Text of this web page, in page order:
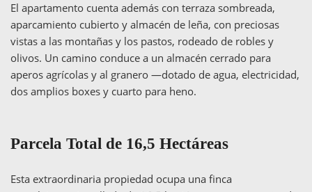
El apartamento cuenta además con terraza sombreada,
aparcamiento cubierto y almacén de leña, con preciosas
vistas a las montañas y los pastos, rodeado de robles y
olivos. Un camino conduce a un almacén cerrado para
aperos agrícolas y al granero —dotado de agua, electricidad,
dos amplios boxes y cuarto para heno.
Parcela Total de 16,5 Hectáreas
Esta extraordinaria propiedad ocupa una finca